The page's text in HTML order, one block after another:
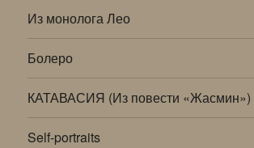
Из монолога Лео
Болеро
КАТАВАСИЯ (Из повести «Жасмин»)
Self-portraits